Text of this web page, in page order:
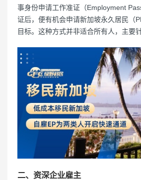
事身份申请工作准证（Employment
证后，便有机会申请新加坡永久居民（
目标。这种方式并非适合所有人，主要
二、资深企业雇主